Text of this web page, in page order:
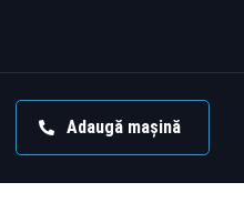
Adaugă mașină